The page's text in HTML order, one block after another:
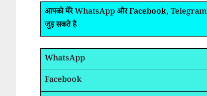
आपको मेरेWhatsAppऔर Facebook, Telegram
जुड़ सकते है
WhatsApp
Facebook